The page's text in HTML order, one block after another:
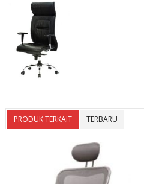
PRODUK TERKAIT TERBARU